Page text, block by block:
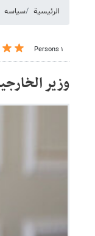
الرئيسية سیاسه
١ Persons
وزير